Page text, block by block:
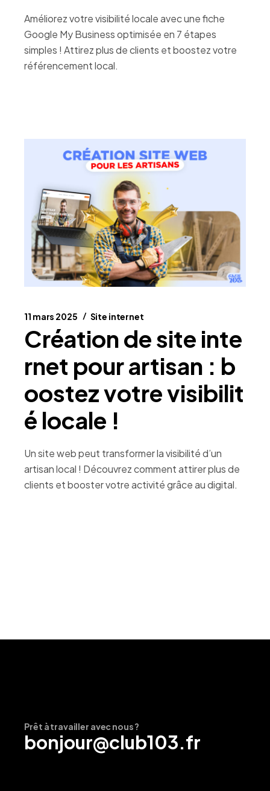
Améliorez votre visibilité locale avec une fiche
Google My Business optimisée en 7 étapes
simples ! Attirez plus de clients et boostez votre
référencement local.
11 mars 2025 Site internet
Création de site inte
rnet pour artisan : b
oostez votre visibilit
é locale !
Un site web peut transformer la visibilité d’un
artisan local ! Découvrez comment attirer plus de
clients et booster votre activité grâce au digital.
Prêt à travailler avec nous ?
bonjour@club103.fr